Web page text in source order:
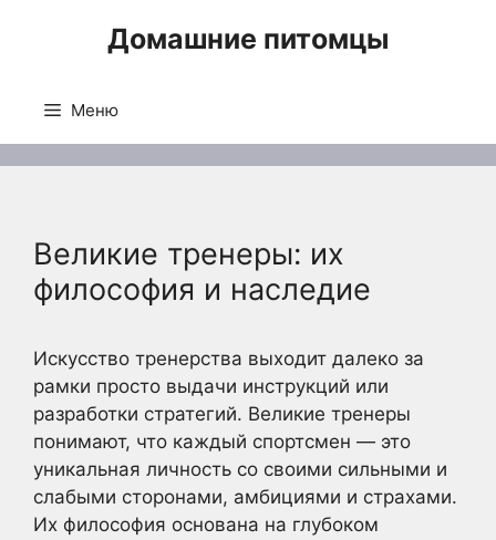
Домашние питомцы
Меню
Великие тренеры: их
философия и наследие
Искусство тренерства выходит далеко за
рамки просто выдачи инструкций или
разработки стратегий. Великие тренеры
понимают, что каждый спортсмен — это
уникальная личность со своими сильными и
слабыми сторонами, амбициями и страхами.
Их философия основана на глубоком